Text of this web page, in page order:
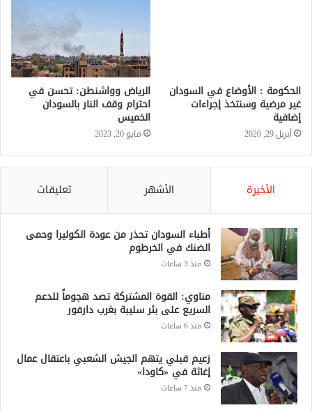
الحكومة : الأوضاع في السودان
غير مرضية وسنتخذ إجراءات
إضافية
أبريل 29, 2020
الرياض وواشنطن: تحسن في
احترام وقف النار بالسودان
الخميس
مايو 26, 2023
الأخيرة الأشهر تعليقات
أطباء السودان تحذر من عودة الكوليرا وحمى
الضنك في الخرطوم
منذ 3 ساعات
مناوي: القوة المشتركة تصد هجوماً للدعم
السريع على بئر سليبة بغرب دارفور
منذ 6 ساعات
زعيم قبلي يتهم الجيش الشعبي باعتقال عمال
إغاثة في «كاودا»
منذ 7 ساعات